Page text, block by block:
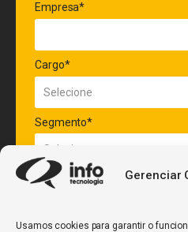
Gerenciar
Usamos cookies para garantir o
Empresa*
Cargo*
Segmento*
Quantidade de veículos da